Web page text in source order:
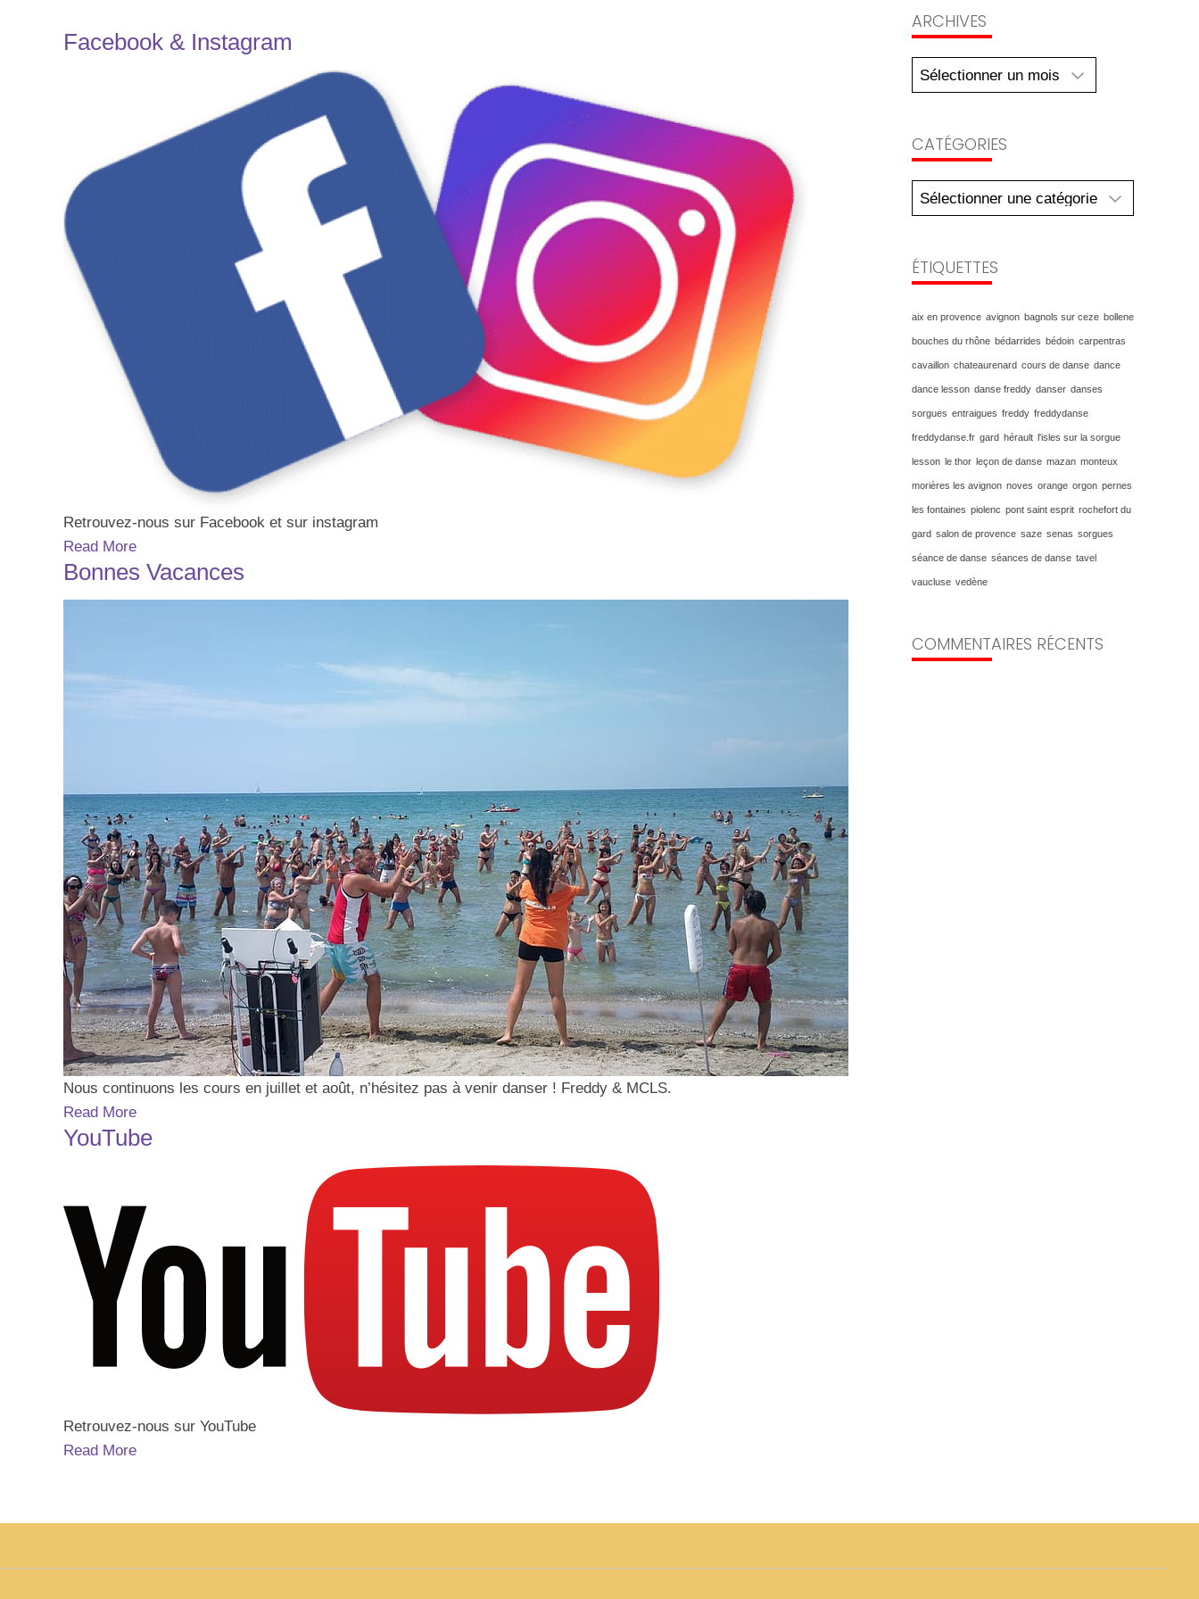
Facebook & Instagram
Retrouvez-nous sur Facebook et sur instagram
Read More
Bonnes Vacances
Nous continuons les cours en juillet et août, n’hésitez pas à venir danser ! Freddy & MCLS.
Read More
YouTube
Retrouvez-nous sur YouTube
Read More
ARCHIVES
CATÉGORIES
Catégories
ÉTIQUETTES
aix en provence avignon bagnols sur ceze bollene
bouches du rhône bédarrides bédoin carpentras
cavaillon chateaurenard cours de danse dance
dance lesson danse freddy danser danses
sorgues entraigues freddy freddydanse
freddydanse.fr gard hérault l'isles sur la sorgue
lesson le thor leçon de danse mazan monteux
morières les avignon noves orange orgon pernes
les fontaines piolenc pont saint esprit rochefort du
gard salon de provence saze senas sorgues
séance de danse séances de danse tavel
vaucluse vedène
COMMENTAIRES RÉCENTS